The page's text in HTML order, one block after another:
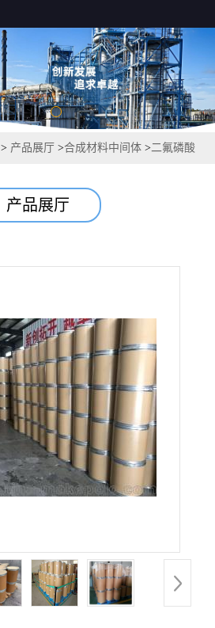
> 产品展厅 >合成材料中间体 >二氟磷酸
产品展厅